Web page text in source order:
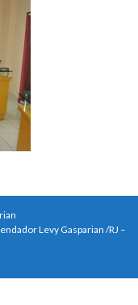
Levy Gasparian /RJ –